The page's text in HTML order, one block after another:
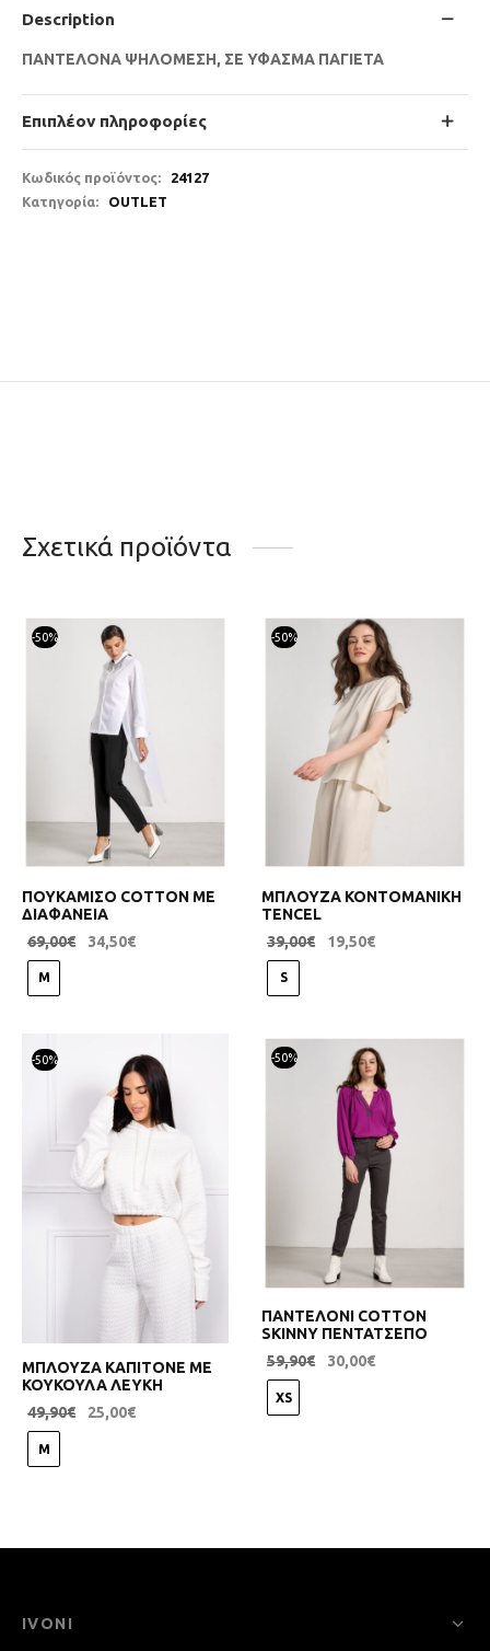
Description
ΠΑΝΤΕΛΟΝΑ ΨΗΛΟΜΕΣΗ, ΣΕ ΥΦΑΣΜΑ ΠΑΓΙΕΤΑ
Επιπλέον πληροφορίες
Κωδικός προϊόντος:
24127
Κατηγορία:
OUTLET
Σχετικά προϊόντα
-50%
ΠΟΥΚΑΜΙΣΟ COTTON ΜΕ
ΔΙΑΦΑΝΕΙΑ
69,00€ 34,50€
M
-50%
ΜΠΛΟΥΖΑ ΚΟΝΤΟΜΑΝΙΚΗ
TENCEL
39,00€ 19,50€
S
-50%
ΜΠΛΟΥΖΑ ΚΑΠΙΤΟΝΕ ΜΕ
ΚΟΥΚΟΥΛΑ ΛΕΥΚΗ
49,90€ 25,00€
M
-50%
ΠΑΝΤΕΛΟΝΙ COTTON
SKINNY ΠΕΝΤΑΤΣΕΠΟ
59,90€ 30,00€
XS
IVONI